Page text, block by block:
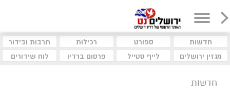
חדשות ספורט רכילות
תרבות ובידור
מגזין ירושלים
לייף סטייל פרסום ברדיו לוח שידורים
חדשות